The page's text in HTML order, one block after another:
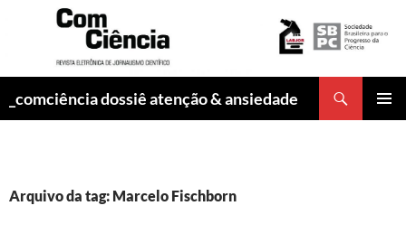
_comciência dossiê atenção & ansiedade
Arquivo da tag: Marcelo Fischborn